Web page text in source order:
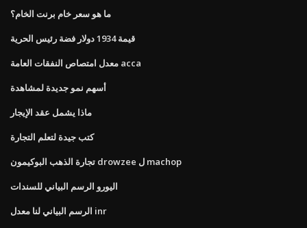
ما هو سعر خام برنت الخام؟
قيمة 1934 دولار فضة رئيس الحرية
معدل امتصاص النفقات العامة acca
أسهم نمو جديدة لمشاهدة
ماذا يشمل عقد الإيجار
كتب جيدة لتعلم التجارة
تجارة الذهب البوكيمون drowzee ل machop
اليورو الرسم البياني للسندات
الرسم البياني لنا معدل inr